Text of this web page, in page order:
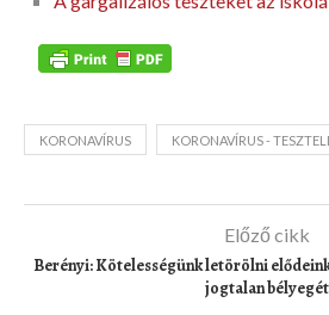
KORONAVÍRUS KORONAVÍRUS -
Előző cikk
Berényi: Kötelességünk letörölni
jogtalan bélyegét